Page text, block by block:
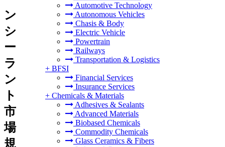
Automotive Technology
Autonomous Vehicles
Chasis & Body
Electric Vehicle
Powertrain
Railways
Transportation & Logistics
+ BFSI
Financial Services
Insurance Services
+ Chemicals & Materials
Adhesives & Sealants
Advanced Materials
Biobased Chemicals
Commodity Chemicals
Glass Ceramics & Fibers
ン
シ
ー
ラ
ン
ト
市
場
規